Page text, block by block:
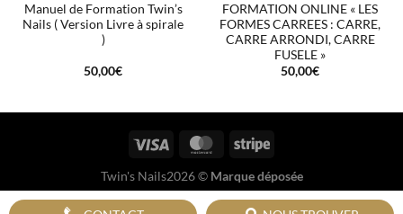
Manuel de Formation Twin’s
Nails ( Version Livre à spirale
)
50,00€
FORMATION ONLINE « LES
FORMES CARREES : CARRE,
CARRE ARRONDI, CARRE
FUSELE »
50,00€
Twin's Nails2026 © Marque déposée